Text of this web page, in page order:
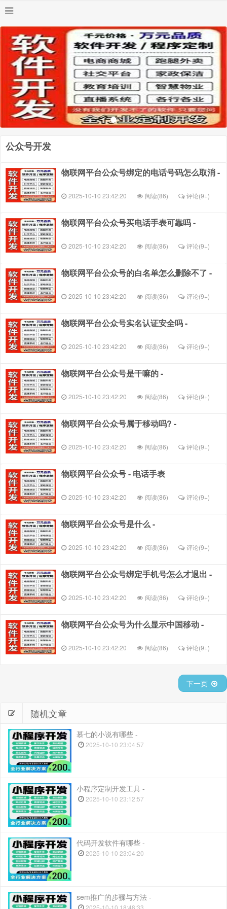
公众号开发
物联网平台公众号绑定的电话号码怎么取消 -
2025-10-10 23:42:20 阅读(86) 评论(9+)
物联网平台公众号买电话手表可靠吗 -
2025-10-10 23:42:20 阅读(86) 评论(9+)
物联网平台公众号的白名单怎么删除不了 -
2025-10-10 23:42:20 阅读(86) 评论(9+)
物联网平台公众号实名认证安全吗 -
2025-10-10 23:42:20 阅读(86) 评论(9+)
物联网平台公众号是干嘛的 -
2025-10-10 23:42:20 阅读(86) 评论(9+)
物联网平台公众号属于移动吗? -
2025-10-10 23:42:20 阅读(86) 评论(9+)
物联网平台公众号 - 电话手表
2025-10-10 23:42:20 阅读(86) 评论(9+)
物联网平台公众号是什么 -
2025-10-10 23:42:20 阅读(86) 评论(9+)
物联网平台公众号绑定手机号怎么才退出 -
2025-10-10 23:42:20 阅读(86) 评论(9+)
物联网平台公众号为什么显示中国移动 -
2025-10-10 23:42:20 阅读(86) 评论(9+)
下一页
随机文章
慕七的小说有哪些 -
2025-10-10 23:04:57
小程序定制开发工具 -
2025-10-10 23:12:57
代码开发软件有哪些 -
2025-10-10 23:04:20
sem推广的步骤与方法 -
2025-10-10 18:48:33